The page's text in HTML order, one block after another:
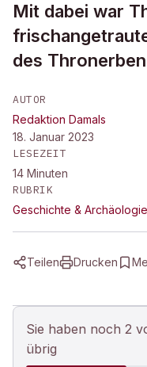
Mit dabei war
des
AUTOR
Redaktion Damals
18. Januar 2023
LESEZEIT
14 Minuten
RUBRIK
Geschichte & Archäologie
Teilen Drucken
Sie haben noch 2
übrig